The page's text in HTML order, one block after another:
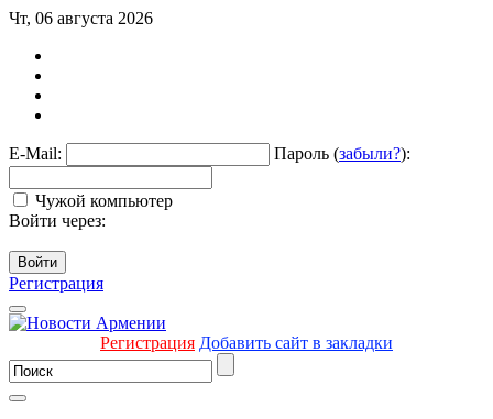
Чт, 06 августа 2026
E-Mail: Пароль (забыли?):
Чужой компьютер
Войти через:
Войти
Регистрация
Регистрация Добавить сайт в закладки